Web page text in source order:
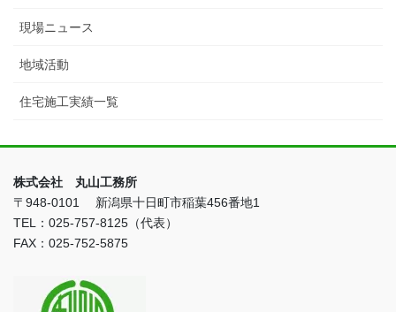
現場ニュース
地域活動
住宅施工実績一覧
株式会社 丸山工務所
〒948-0101 新潟県十日町市稲葉456番地1
TEL：025-757-8125（代表）
FAX：025-752-5875